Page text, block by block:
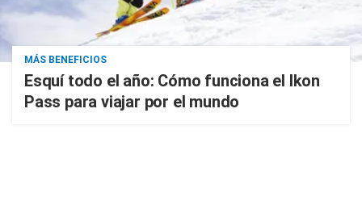
MÁS BENEFICIOS
Esquí todo el año: Cómo funciona el Ikon
Pass para viajar por el mundo